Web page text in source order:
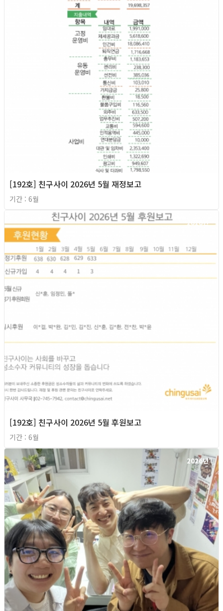
[192호] 친구사이 2026년 5월 재정보고
기간 : 6월
2026년
[192호] 친구사이 2026년 5월 후원보고
기간 : 6월
2026년